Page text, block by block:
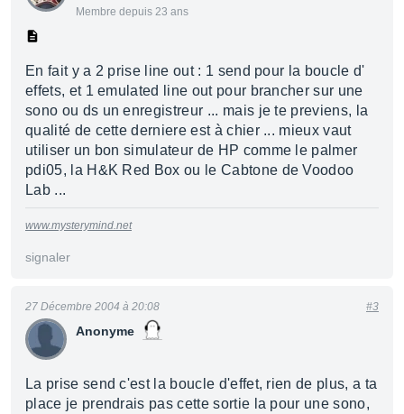
Membre depuis 23 ans
En fait y a 2 prise line out : 1 send pour la boucle d'
effets, et 1 emulated line out pour brancher sur une
sono ou ds un enregistreur ... mais je te previens, la
qualité de cette derniere est à chier ... mieux vaut
utiliser un bon simulateur de HP comme le palmer
pdi05, la H&K Red Box ou le Cabtone de Voodoo
Lab ...
www.mysterymind.net
signaler
Anonyme
27 Décembre 2004 à 20:08 #3
La prise send c'est la boucle d'effet, rien de plus, a ta
place je prendrais pas cette sortie la pour une sono,